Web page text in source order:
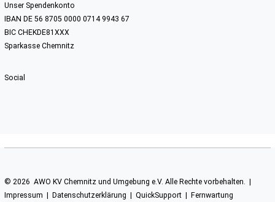
Unser Spendenkonto
IBAN DE 56 8705 0000 0714 9943 67
BIC CHEKDE81XXX
Sparkasse Chemnitz
Social
© 2026 AWO KV Chemnitz und Umgebung e.V. Alle Rechte vorbehalten. |
Impressum
Datenschutzerklärung |QuickSupport Fernwartung